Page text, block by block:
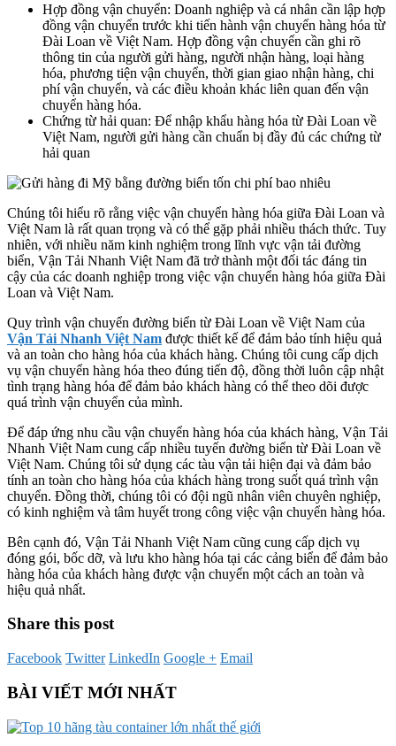
Hợp đồng vận chuyển: Doanh nghiệp và cá nhân cần lập hợp
đồng vận chuyển trước khi tiến hành vận chuyển hàng hóa từ
Đài Loan về Việt Nam. Hợp đồng vận chuyển cần ghi rõ
thông tin của người gửi hàng, người nhận hàng, loại hàng
hóa, phương tiện vận chuyển, thời gian giao nhận hàng, chi
phí vận chuyển, và các điều khoản khác liên quan đến vận
chuyển hàng hóa.
Chứng từ hải quan: Để nhập khẩu hàng hóa từ Đài Loan về
Việt Nam, người gửi hàng cần chuẩn bị đầy đủ các chứng từ
hải quan
Chúng tôi hiểu rõ rằng việc vận chuyển hàng hóa giữa Đài Loan và
Việt Nam là rất quan trọng và có thể gặp phải nhiều thách thức. Tuy
nhiên, với nhiều năm kinh nghiệm trong lĩnh vực vận tải đường
biển, Vận Tải Nhanh Việt Nam đã trở thành một đối tác đáng tin
cậy của các doanh nghiệp trong việc vận chuyển hàng hóa giữa Đài
Loan và Việt Nam.
Quy trình vận chuyển đường biển từ Đài Loan về Việt Nam của
Vận Tải Nhanh Việt Nam được thiết kế để đảm bảo tính hiệu quả
và an toàn cho hàng hóa của khách hàng. Chúng tôi cung cấp dịch
vụ vận chuyển hàng hóa theo đúng tiến độ, đồng thời luôn cập nhật
tình trạng hàng hóa để đảm bảo khách hàng có thể theo dõi được
quá trình vận chuyển của mình.
Để đáp ứng nhu cầu vận chuyển hàng hóa của khách hàng, Vận Tải
Nhanh Việt Nam cung cấp nhiều tuyến đường biển từ Đài Loan về
Việt Nam. Chúng tôi sử dụng các tàu vận tải hiện đại và đảm bảo
tính an toàn cho hàng hóa của khách hàng trong suốt quá trình vận
chuyển. Đồng thời, chúng tôi có đội ngũ nhân viên chuyên nghiệp,
có kinh nghiệm và tâm huyết trong công việc vận chuyển hàng hóa.
Bên cạnh đó, Vận Tải Nhanh Việt Nam cũng cung cấp dịch vụ
đóng gói, bốc dỡ, và lưu kho hàng hóa tại các cảng biển để đảm bảo
hàng hóa của khách hàng được vận chuyển một cách an toàn và
hiệu quả nhất.
Share this post
Facebook Twitter LinkedIn Google + Email
BÀI VIẾT MỚI NHẤT